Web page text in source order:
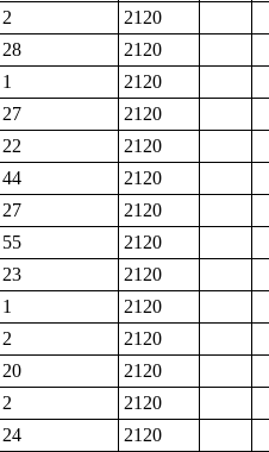
2
2120
28
2120
1
2120
27
2120
22
2120
44
2120
27
2120
55
2120
23
2120
1
2120
2
2120
20
2120
2
2120
24
2120